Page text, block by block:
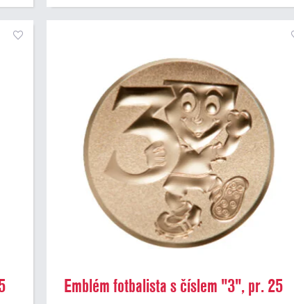
Emblém fotbalista s číslem "3", pr. 25